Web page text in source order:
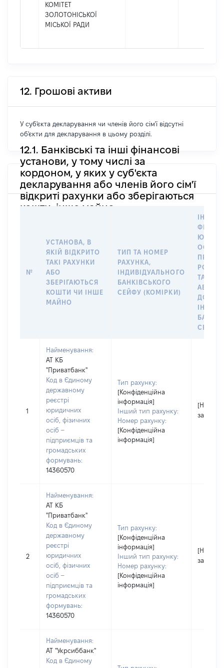
КОМІТЕТ
ЗОЛОТОНІСЬКОЇ
МІСЬКОЇ РАДИ
12. Грошові активи
У суб'єкта декларування чи членів його сім'ї відсутні
об'єкти для декларування в цьому розділі.
12.1. Банківські та інші фінансові
установи, у тому числі за
кордоном, у яких у суб'єкта
декларування або членів його сім'ї
відкриті рахунки або зберігаються
кошти, інше майно
№
УСТАНОВА, В
ЯКІЙ ВІДКРИТО
ТАКІ РАХУНКИ
АБО
ЗБЕРІГАЮТЬСЯ
КОШТИ ЧИ ІНШЕ
МАЙНО
ТИП ТА НОМЕР
РАХУНКА,
ІНДИВІДУАЛЬНОГО
БАНКІВСЬКОГО
СЕЙФУ (КОМІРКИ)
ПРАВО
ТАКИМ
АБО
ДО
СЕЙФУ
1
Найменування:
АТ КБ
"Приватбанк"
Код в Єдиному
державному
реєстрі
юридичних
осіб, фізичних
осіб –
підприємців та
громадських
формувань:
14360570
Тип рахунку:
[Конфіденційна
інформація]
Інший тип рахунку:
Номер рахунку:
[Конфіденційна
інформація]
[Не
2
Найменування:
АТ КБ
"Приватбанк"
Код в Єдиному
державному
реєстрі
юридичних
осіб, фізичних
осіб –
підприємців та
громадських
формувань:
14360570
Тип рахунку:
[Конфіденційна
інформація]
Інший тип рахунку:
Номер рахунку:
[Конфіденційна
інформація]
[Не
Найменування:
АТ "Укрсиббанк"
Код в Єдиному